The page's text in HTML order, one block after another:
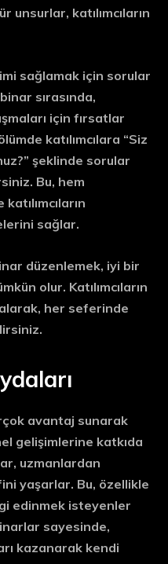
katılımcıların
sağlamak için sorular
sırasında,
için fırsatlar
katılımcılara “Siz
şeklinde sorular
Bu, hem
sağlar.
düzenlemek, iyi bir
olur. Katılımcıların
her seferinde
avantaj sunarak
gelişimlerine katkıda
uzmanlardan
yaşarlar. Bu, özellikle
edinmek isteyenler
sayesinde,
kazanarak kendi